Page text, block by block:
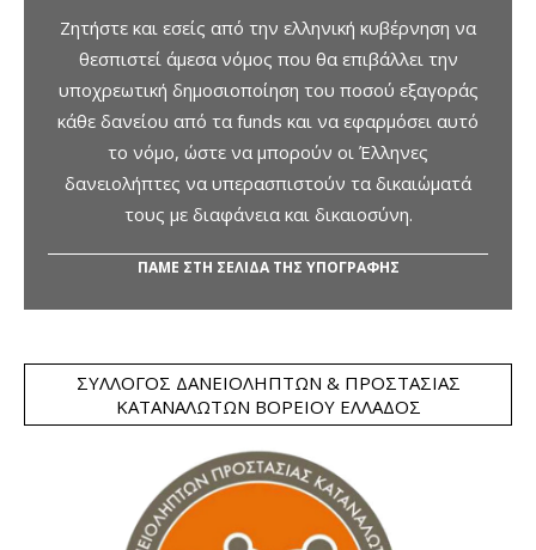
Ζητήστε και εσείς από την ελληνική κυβέρνηση να
θεσπιστεί άμεσα νόμος που θα επιβάλλει την
υποχρεωτική δημοσιοποίηση του ποσού εξαγοράς
κάθε δανείου από τα funds και να εφαρμόσει αυτό
το νόμο, ώστε να μπορούν οι Έλληνες
δανειολήπτες να υπερασπιστούν τα δικαιώματά
τους με διαφάνεια και δικαιοσύνη.
ΠΑΜΕ ΣΤΗ ΣΕΛΙΔΑ ΤΗΣ ΥΠΟΓΡΑΦΗΣ
ΣΎΛΛΟΓΟΣ ΔΑΝΕΙΟΛΗΠΤΏΝ & ΠΡΟΣΤΑΣΊΑΣ
ΚΑΤΑΝΑΛΩΤΏΝ ΒΟΡΕΊΟΥ ΕΛΛΆΔΟΣ